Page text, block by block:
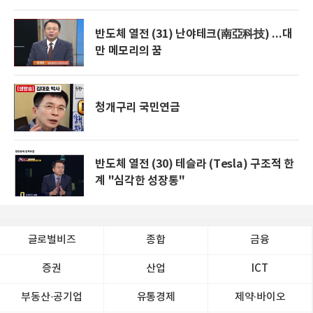
반도체 열전 (31) 난야테크(南亞科技) ...대
만 메모리의 꿈
청개구리 국민연금
반도체 열전 (30) 테슬라 (Tesla) 구조적 한
계 "심각한 성장통"
글로벌비즈 종합 금융
증권 산업 ICT
부동산·공기업 유통경제 제약∙바이오